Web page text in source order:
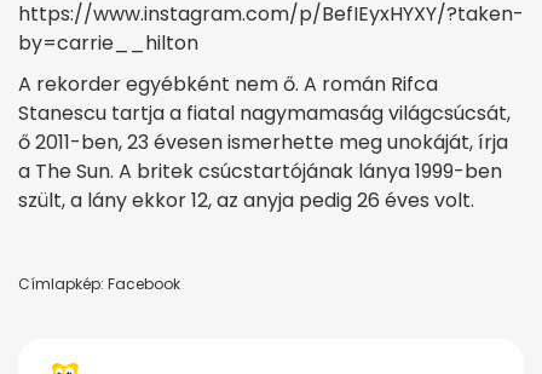
https://www.instagram.com/p/BefIEyxHYXY/?taken-
by=carrie__hilton
A rekorder egyébként nem ő. A román Rifca
Stanescu tartja a fiatal nagymamaság világcsúcsát,
ő 2011-ben, 23 évesen ismerhette meg unokáját, írja
a The Sun. A britek csúcstartójának lánya 1999-ben
szült, a lány ekkor 12, az anyja pedig 26 éves volt.
Címlapkép: Facebook